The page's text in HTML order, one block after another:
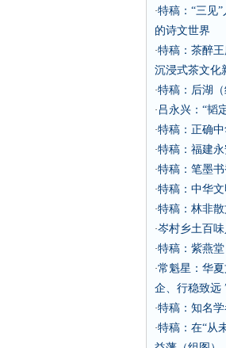
·特稿：“三见
的诗文世界
·特稿：茶醉
沉浸式茶文化
·特稿：后湖（
· 吕永兴：“韬
·特稿：正确
·特稿：福建
·特稿：笔墨
·特稿：中华
·特稿：林非
·岑村乡土百味
·特稿：紫燕
·常魁星：华
企、行稳致远
·特稿：知名学
·特稿：在“从